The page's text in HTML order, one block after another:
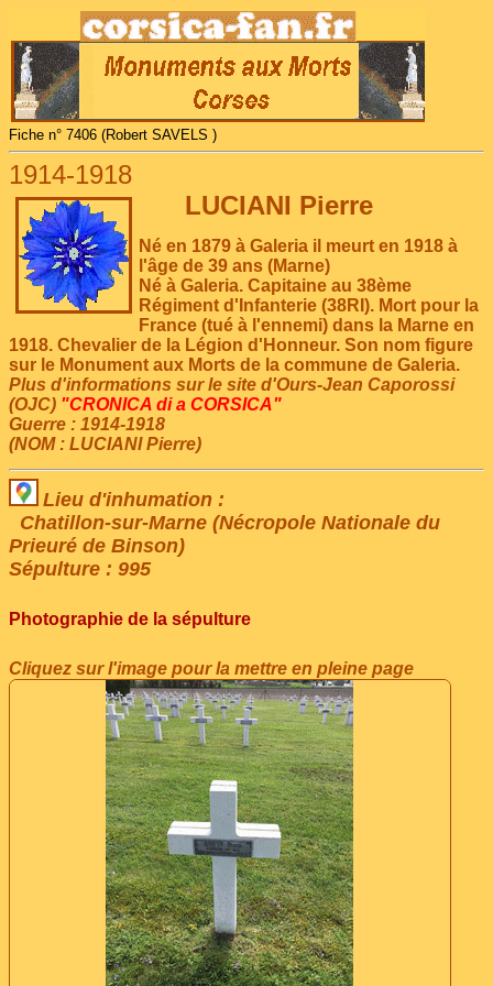
Fiche n° 7406 (Robert SAVELS )
1914-1918
LUCIANI Pierre
Né en 1879 à Galeria il meurt en 1918 à
l'âge de 39 ans (Marne)
Né à Galeria. Capitaine au 38ème
Régiment d'Infanterie (38RI). Mort pour la
France (tué à l'ennemi) dans la Marne en
1918. Chevalier de la Légion d'Honneur. Son nom figure
sur le Monument aux Morts de la commune de Galeria.
Plus d'informations sur le site d'Ours-Jean Caporossi
(OJC) "CRONICA di a CORSICA"
Guerre : 1914-1918
(NOM : LUCIANI Pierre)
Lieu d'inhumation :
Chatillon-sur-Marne (Nécropole Nationale du
Prieuré de Binson)
Sépulture : 995
Photographie de la sépulture
Cliquez sur l'image pour la mettre en pleine page